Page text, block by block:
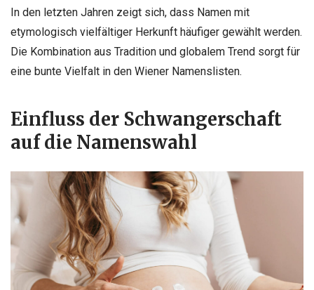
In den letzten Jahren zeigt sich, dass Namen mit
etymologisch vielfältiger Herkunft häufiger gewählt werden.
Die Kombination aus Tradition und globalem Trend sorgt für
eine bunte Vielfalt in den Wiener Namenslisten.
Einfluss der Schwangerschaft
auf die Namenswahl